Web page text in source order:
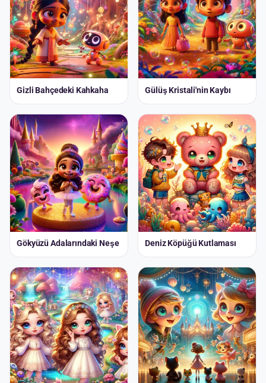
Gizli Bahçedeki Kahkaha Gülüş Kristali'nin Kaybı
Gökyüzü Adalarındaki Neşe Deniz Köpüğü Kutlaması